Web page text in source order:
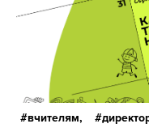
вчителям,